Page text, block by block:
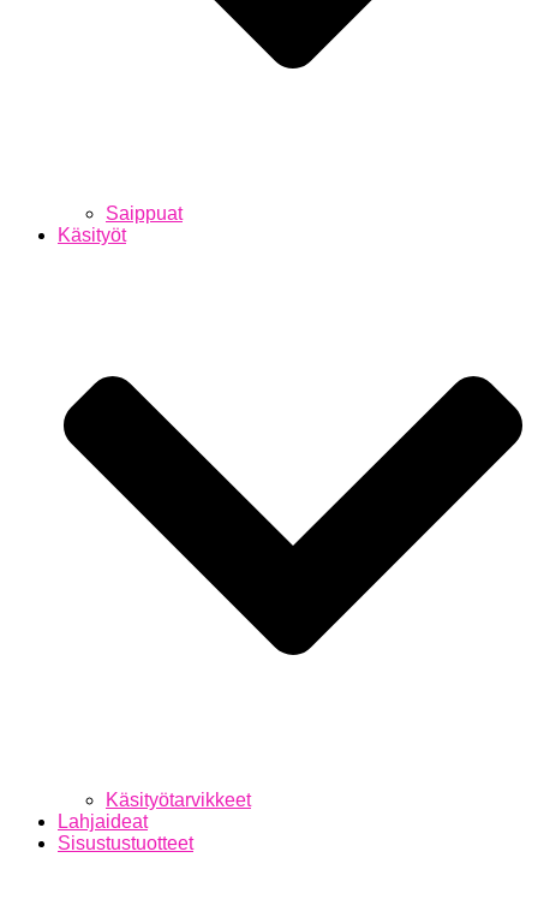
Saippuat
Käsityöt
Käsityötarvikkeet
Lahjaideat
Sisustustuotteet